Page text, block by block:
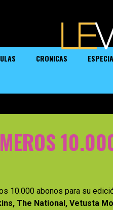
CRONICAS
10.000 abonos para su
The National, Vetusta